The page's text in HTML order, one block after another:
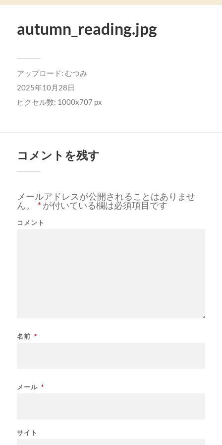
autumn_reading.jpg
アップロード: むつみ
2025年10月28日
ピクセル数: 1000x707 px
コメントを残す
メールアドレスが公開されることはありませ
ん。
*が付いている欄は必須項目です
コメント
名前 *
メール *
サイト